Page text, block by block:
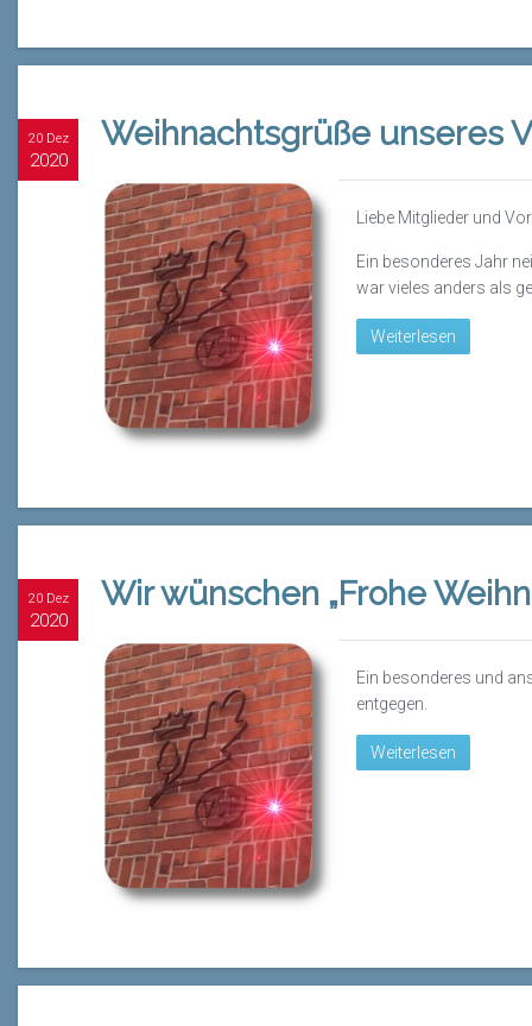
20 Dez
2020
Weihnachtsgrüße unseres
Liebe Mitglieder und
Ein besonderes Jahr
war vieles anders als
Weiterlesen
20 Dez
2020
Wir wünschen „Frohe
Ein besonderes und
entgegen.
Weiterlesen